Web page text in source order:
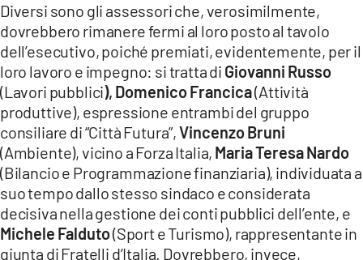
Diversi sono gli assessori che, verosimilmente,
dovrebbero rimanere fermi al loro posto al tavolo
dell’esecutivo, poiché premiati, evidentemente, per il
loro lavoro e impegno: si tratta di Giovanni Russo
(Lavori pubblici), Domenico Francica(Attività
produttive), espressione entrambi del gruppo
consiliare di “Città Futura”,Vincenzo Bruni
(Ambiente), vicino a Forza Italia, Maria Teresa Nardo
(Bilancio e Programmazione finanziaria), individuata a
suo tempo dallo stesso sindaco e considerata
decisiva nella gestione dei conti pubblici dell’ente, e
Michele Falduto(Sport e Turismo), rappresentante in
giunta di Fratelli d’Italia. Dovrebbero, invece,